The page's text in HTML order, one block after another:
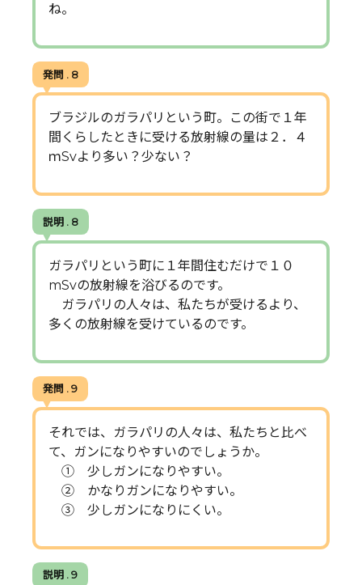
ね。
発問 . 8
ブラジルのガラパリという町。この街で１年
間くらしたときに受ける放射線の量は２．４
ｍSvより多い？少ない？
説明 . 8
ガラパリという町に１年間住むだけで１０
mSvの放射線を浴びるのです。
ガラパリの人々は、私たちが受けるより、
多くの放射線を受けているのです。
発問 . 9
それでは、ガラパリの人々は、私たちと比べ
て、ガンになりやすいのでしょうか。
① 少しガンになりやすい。
② かなりガンになりやすい。
③ 少しガンになりにくい。
説明 . 9